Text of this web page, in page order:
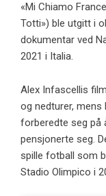
«Mi Chiamo
Totti») ble utgitt i
dokumentar ved
2021 i Italia.
Alex Infascellis
og nedturer, mens
forberedte seg på
pensjonerte seg.
spille fotball som
Stadio Olimpico i